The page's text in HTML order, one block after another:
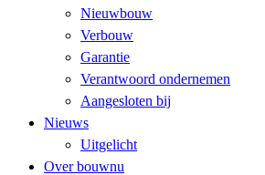
Nieuwbouw
Verbouw
Garantie
Verantwoord ondernemen
Aangesloten bij
Nieuws
Uitgelicht
Over bouwnu